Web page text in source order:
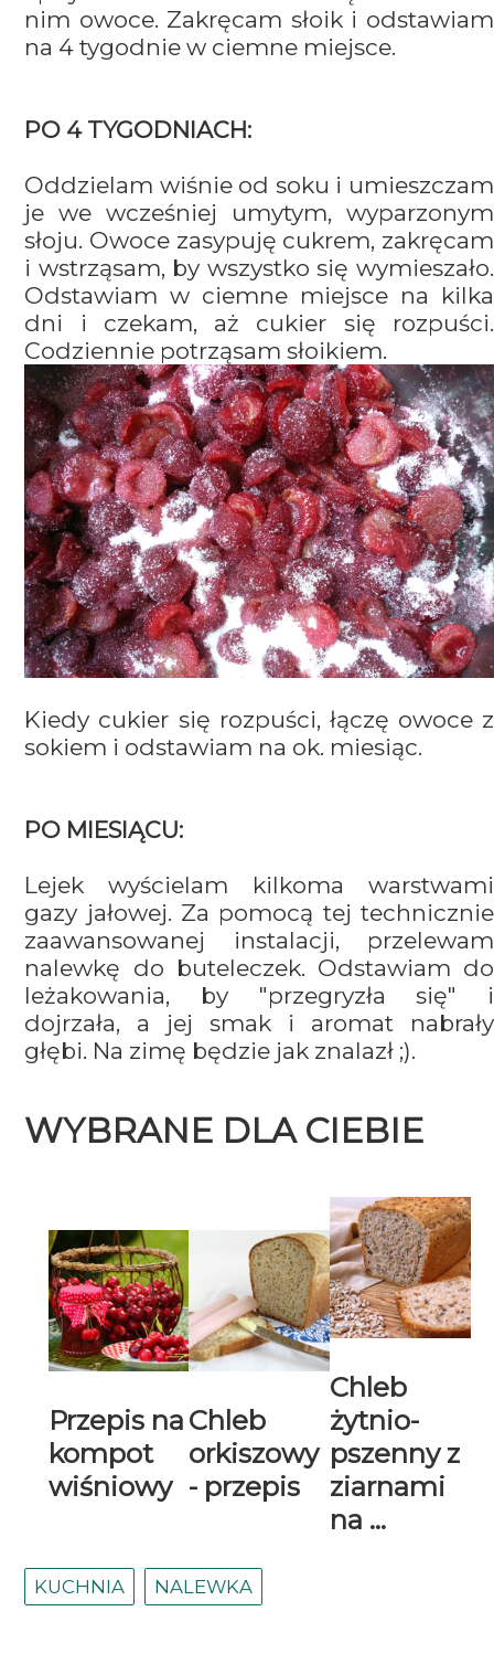
nim owoce. Zakręcam słoik i odstawiam
na 4 tygodnie w ciemne miejsce.
PO 4 TYGODNIACH:
Oddzielam wiśnie od soku i umieszczam
je we wcześniej umytym, wyparzonym
słoju. Owoce zasypuję cukrem, zakręcam
i wstrząsam, by wszystko się wymieszało.
Odstawiam w ciemne miejsce na kilka
dni i czekam, aż cukier się rozpuści.
Codziennie potrząsam słoikiem.
Kiedy cukier się rozpuści, łączę owoce z
sokiem i odstawiam na ok. miesiąc.
PO MIESIĄCU:
Lejek wyścielam kilkoma warstwami
gazy jałowej. Za pomocą tej technicznie
zaawansowanej instalacji, przelewam
nalewkę do buteleczek. Odstawiam do
leżakowania, by "przegryzła się" i
dojrzała, a jej smak i aromat nabrały
głębi. Na zimę będzie jak znalazł ;).
WYBRANE DLA CIEBIE
Przepis na
kompot
wiśniowy
Chleb
orkiszowy
- przepis
Chleb
żytnio-
pszenny z
ziarnami
na ...
KUCHNIA NALEWKA